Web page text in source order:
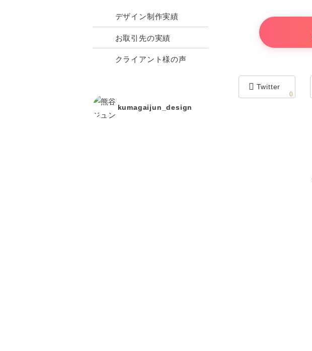
Twitter
0
デザイン制作実績
お取引先の実績
クライアント様の声
kumagaijun_design